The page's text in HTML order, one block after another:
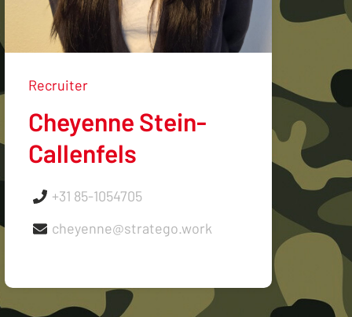
Recruiter
Cheyenne Stein-
Callenfels
+31 85-1054705
cheyenne@stratego.work